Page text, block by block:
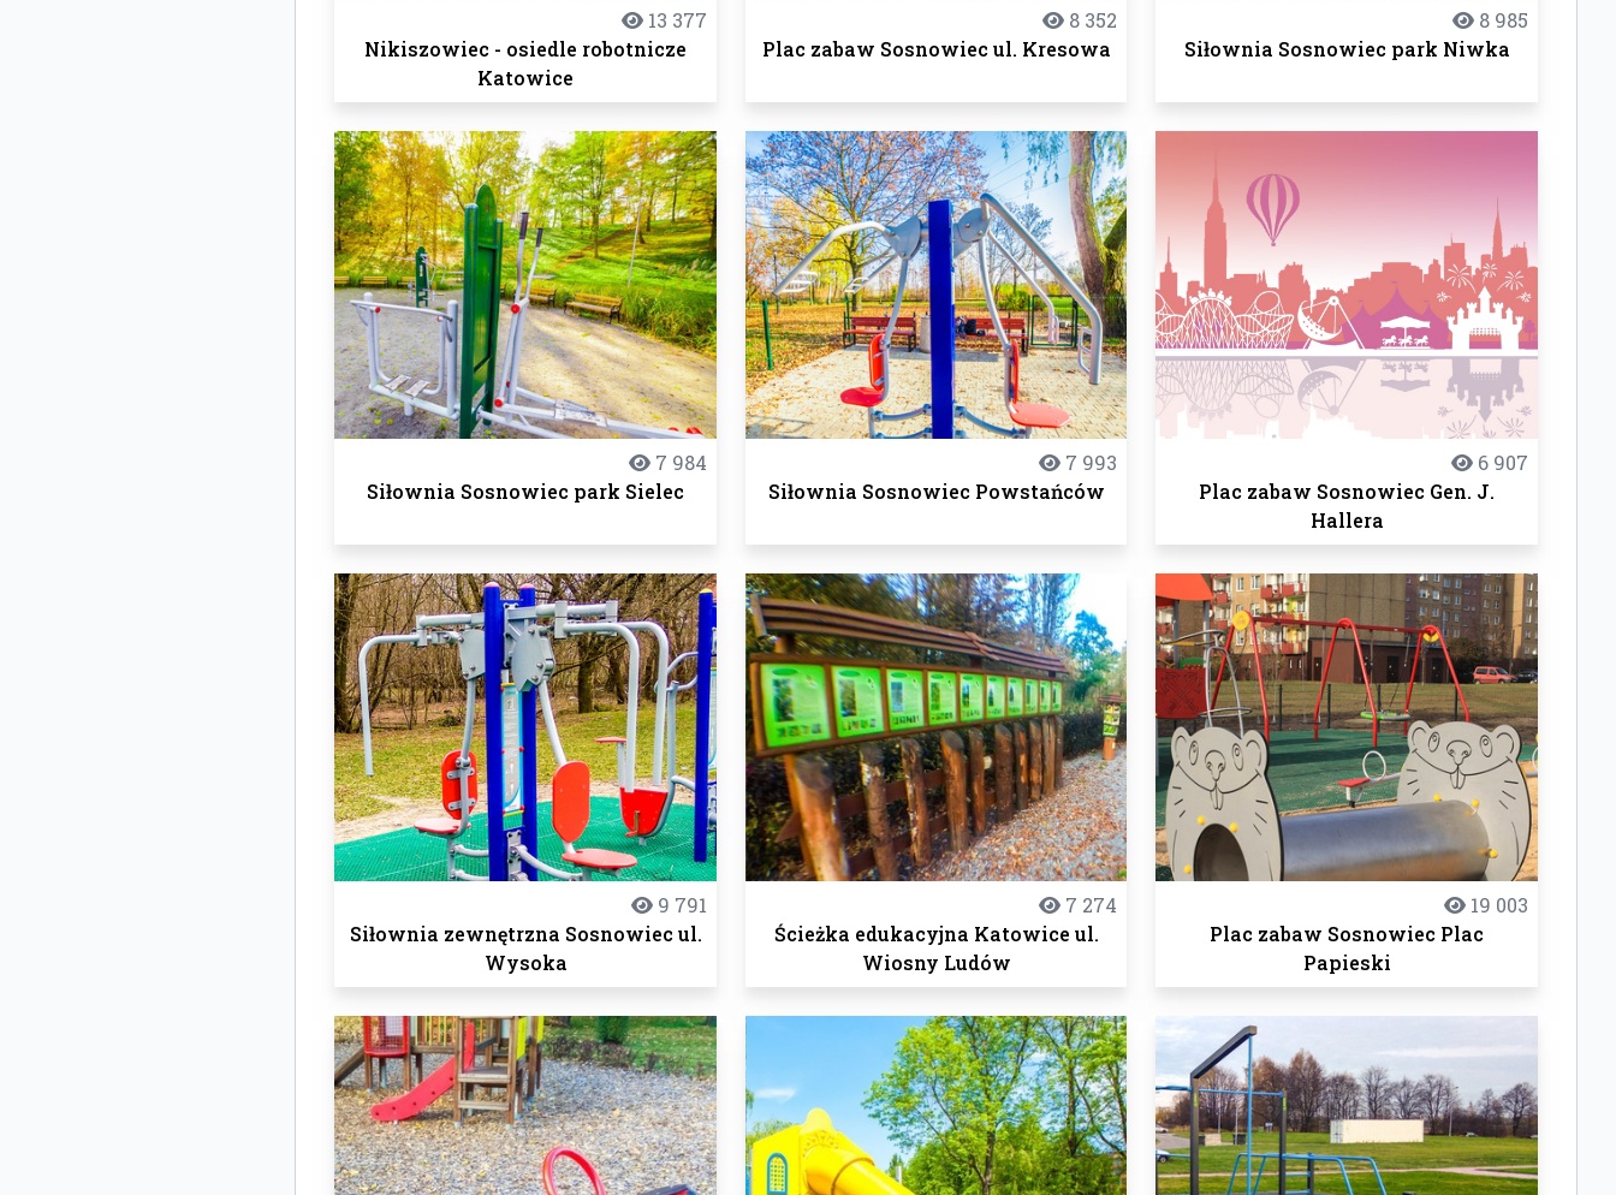
13 377
Nikiszowiec - osiedle robotnicze
Katowice
8 352
Plac zabaw Sosnowiec ul. Kresowa
8 985
Siłownia Sosnowiec park Niwka
7 984
Siłownia Sosnowiec park Sielec
7 993
Siłownia Sosnowiec Powstańców
6 907
Plac zabaw Sosnowiec Gen. J.
Hallera
9 791
Siłownia zewnętrzna Sosnowiec ul.
Wysoka
7 274
Ścieżka edukacyjna Katowice ul.
Wiosny Ludów
19 003
Plac zabaw Sosnowiec Plac
Papieski